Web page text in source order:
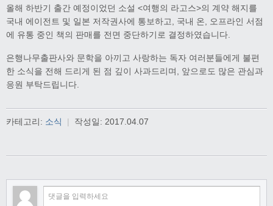
올해 하반기 출간 예정이었던 소설 <여행의 라고스>의 계약 해지를
국내 에이전트 및 일본 저작권사에 통보하고, 국내 온, 오프라인 서점
에 유통 중인 책의 판매를 전면 중단하기로 결정하였습니다.
은행나무출판사와 문학을 아끼고 사랑하는 독자 여러분들에게 불편
한 소식을 전해 드리게 된 점 깊이 사과드리며, 앞으로도 많은 관심과
응원 부탁드립니다.
카테고리: 소식 | 작성일: 2017.04.07